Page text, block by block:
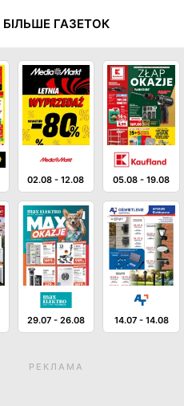
БІЛЬШЕ ГАЗЕТОК
02.08-12.08 05.08-19.08
29.07 - 26.08 14.07 - 14.08
РЕКЛАМА